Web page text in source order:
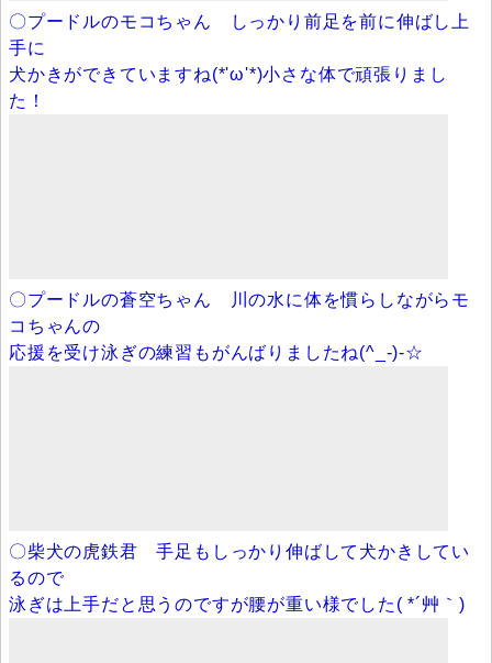
〇プードルのモコちゃん しっかり前足を前に伸ばし上
手に
犬かきができていますね(*'ω'*)小さな体で頑張りまし
た！
〇プードルの蒼空ちゃん 川の水に体を慣らしながらモ
コちゃんの
応援を受け泳ぎの練習もがんばりましたね(^_-)-☆
〇柴犬の虎鉄君 手足もしっかり伸ばして犬かきしてい
るので
泳ぎは上手だと思うのですが腰が重い様でした( *´艸｀)